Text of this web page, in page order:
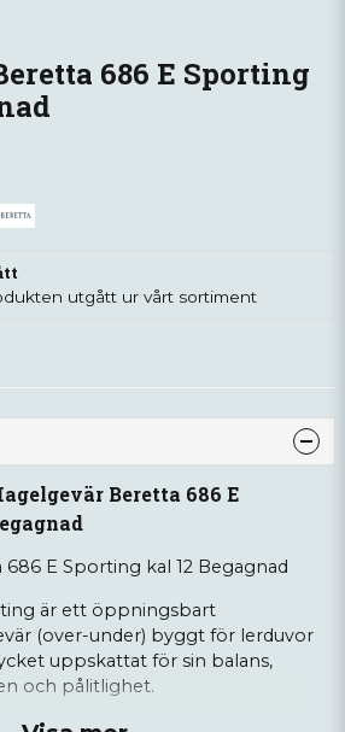
686 E Sporting
utgått ur vårt sortiment
Beretta 686 E
E Sporting kal 12 Begagnad
är ett öppningsbart
(over-under) byggt för lerduvor
uppskattat för sin balans,
och pålitlighet.